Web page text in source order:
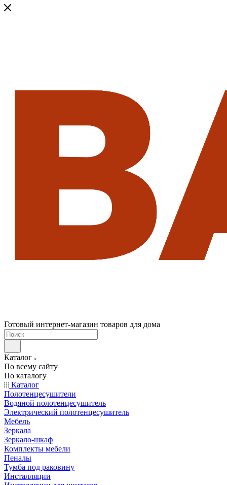
Готовый интернет-магазин товаров для дома
Каталог
По всему сайту
По каталогу
Каталог
Полотенцесушители
Водяной полотенцесушитель
Электрический полотенцесушитель
Мебель
Зеркала
Зеркало-шкаф
Комплекты мебели
Пеналы
Тумба под раковину
Инсталляции